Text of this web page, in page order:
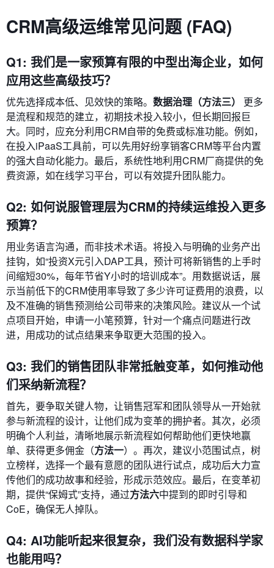
CRM高级运维常见问题 (FAQ)
Q1: 我们是一家预算有限的中型出海企业，如何
应用这些高级技巧？
优先选择成本低、见效快的策略。 数据治理（方法三）
更多
是流程和规范的建立，初期技术投入较小，但长期回报巨
大。同时，应充分利用CRM自带的免费或标准功能。例如，
在投入iPaaS工具前，可以先用好纷享销客CRM等平台内置
的强大自动化能力。最后，系统性地利用CRM厂商提供的免
费资源，如在线学习平台，可以有效提升团队能力。
Q2: 如何说服管理层为CRM的持续运维投入更多
预算？
用业务语言沟通，而非技术术语。将投入与明确的业务产出
挂钩，如“投资X元引入DAP工具，预计可将新销售的上手时
间缩短30%，每年节省Y小时的培训成本”。用数据说话，展
示当前低下的CRM使用率导致了多少许可证费用的浪费，以
及不准确的销售预测给公司带来的决策风险。建议从一个试
点项目开始，申请一小笔预算，针对一个痛点问题进行改
进，用成功的试点结果来争取更大范围的投入。
Q3: 我们的销售团队非常抵触变革，如何推动他
们采纳新流程？
首先，要争取关键人物，让销售冠军和团队领导从一开始就
参与新流程的设计，让他们成为变革的拥护者。其次，必须
明确个人利益，清晰地展示新流程如何帮助他们更快地赢
单、获得更多佣金（方法一）。再次，建议小范围试点，树
立榜样，选择一个最有意愿的团队进行试点，成功后大力宣
传他们的成功故事和经验，形成示范效应。最后，在变革初
期，提供“保姆式”支持，通过方法六中提到的即时引导和
CoE，确保无人掉队。
Q4: AI功能听起来很复杂，我们没有数据科学家
也能用吗？